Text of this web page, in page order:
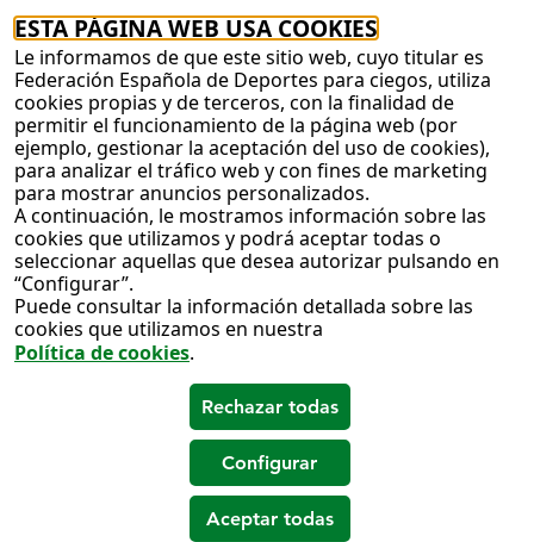
ESTA PÁGINA WEB USA COOKIES
Le informamos de que este sitio web, cuyo titular es
Federación Española de Deportes para ciegos, utiliza
cookies propias y de terceros, con la finalidad de
permitir el funcionamiento de la página web (por
ejemplo, gestionar la aceptación del uso de cookies),
para analizar el tráfico web y con fines de marketing
para mostrar anuncios personalizados.
A continuación, le mostramos información sobre las
cookies que utilizamos y podrá aceptar todas o
seleccionar aquellas que desea autorizar pulsando en
“Configurar”.
Puede consultar la información detallada sobre las
cookies que utilizamos en nuestra
Política de cookies.